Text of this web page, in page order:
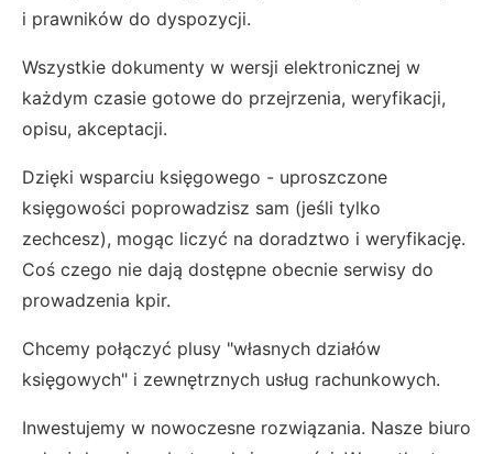
i prawników do dyspozycji.
Wszystkie dokumenty w wersji elektronicznej w
każdym czasie gotowe do przejrzenia, weryfikacji,
opisu, akceptacji.
Dzięki wsparciu księgowego - uproszczone
księgowości poprowadzisz sam (jeśli tylko
zechcesz), mogąc liczyć na doradztwo i weryfikację.
Coś czego nie dają dostępne obecnie serwisy do
prowadzenia kpir.
Chcemy połączyć plusy "własnych działów
księgowych" i zewnętrznych usług rachunkowych.
Inwestujemy w nowoczesne rozwiązania. Nasze biuro